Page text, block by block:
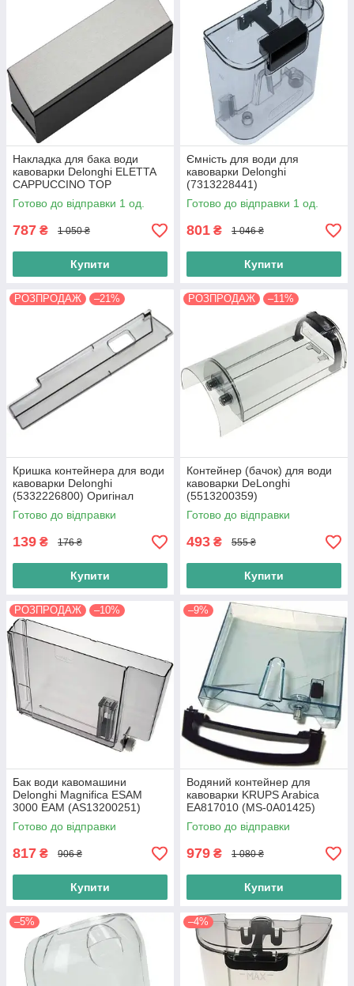
Накладка для бака води
кавоварки Delonghi ELETTA
CAPPUCCINO TOP
(7313235371)
Готово до відправки 1 од.
787 ₴ 1 050 ₴
Купити
Ємність для води для
кавоварки Delonghi
(7313228441)
Готово до відправки 1 од.
801 ₴ 1 046 ₴
Купити
РОЗПРОДАЖ –21%
Кришка контейнера для води
кавоварки Delonghi
(5332226800) Оригінал
Готово до відправки
139 ₴ 176 ₴
Купити
РОЗПРОДАЖ –11%
Контейнер (бачок) для води
кавоварки DeLonghi
(5513200359)
Готово до відправки
493 ₴ 555 ₴
Купити
РОЗПРОДАЖ –10%
Бак води кавомашини
Delonghi Magnifica ESAM
3000 EAM (AS13200251)
Оригінал
Готово до відправки
817 ₴ 906 ₴
Купити
–9%
Водяний контейнер для
кавоварки KRUPS Arabica
EA817010 (MS-0A01425)
Готово до відправки
979 ₴ 1 080 ₴
Купити
–5% –4%